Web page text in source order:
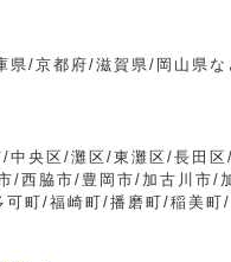
県/京都府/滋賀県/岡山県な
/中央区/灘区/東灘区/長田
/西脇市/豊岡市/加古川市/
町/福崎町/播磨町/稲美